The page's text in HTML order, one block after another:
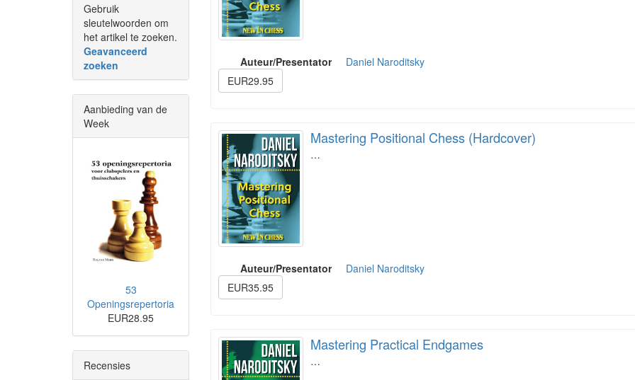
Auteur/Presentator
Daniel Naroditsky
EUR29.95
Mastering Positional Chess (Hardcover)
…
Auteur/Presentator
Daniel Naroditsky
EUR35.95
Mastering Practical Endgames
…
Gebruik
sleutelwoorden om
het artikel te zoeken.
Geavanceerd
zoeken
Aanbieding van de
Week
53
Openingsrepertoria
EUR28.95
Recensies